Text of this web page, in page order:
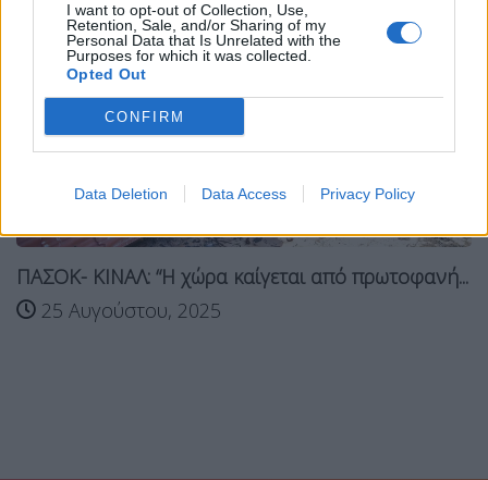
I want to opt-out of Collection, Use,
Retention, Sale, and/or Sharing of my
Personal Data that Is Unrelated with the
Purposes for which it was collected.
Opted Out
CONFIRM
Data Deletion Data Access Privacy Policy
ΠΑΣΟΚ- ΚΙΝΑΛ: “Η χώρα καίγεται από πρωτοφανή...
25 Αυγούστου, 2025